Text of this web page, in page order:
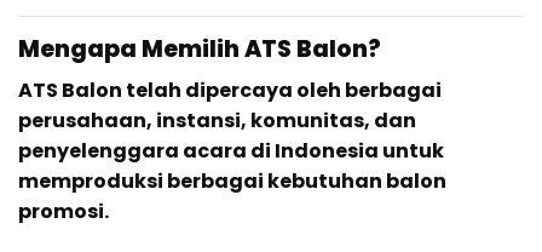
Mengapa Memilih ATS Balon?
ATS Balon telah dipercaya oleh berbagai
perusahaan, instansi, komunitas, dan
penyelenggara acara di Indonesia untuk
memproduksi berbagai kebutuhan balon
promosi.